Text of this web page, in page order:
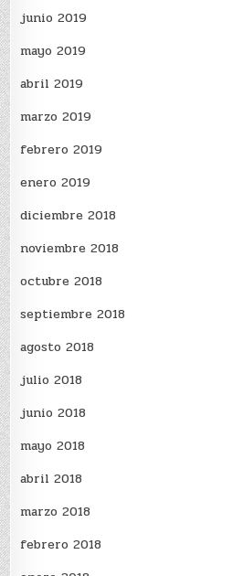
junio 2019
mayo 2019
abril 2019
marzo 2019
febrero 2019
enero 2019
diciembre 2018
noviembre 2018
octubre 2018
septiembre 2018
agosto 2018
julio 2018
junio 2018
mayo 2018
abril 2018
marzo 2018
febrero 2018